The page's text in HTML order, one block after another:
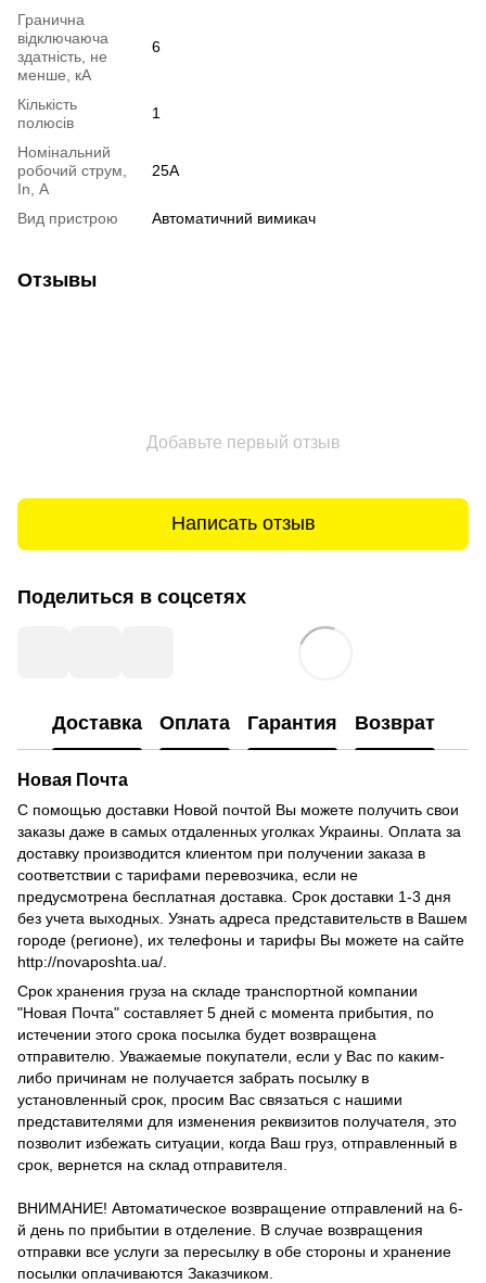
Гранична
відключаюча
здатність, не
менше, кА
6
Кількість
полюсів
1
Номінальний
робочий струм,
In, А
25А
Вид пристрою Автоматичний вимикач
Отзывы
Добавьте первый отзыв
Написать отзыв
Поделиться в соцсетях
Доставка Оплата Гарантия Возврат
Новая Почта
С помощью доставки Новой почтой Вы можете получить свои
заказы даже в самых отдаленных уголках Украины. Оплата за
доставку производится клиентом при получении заказа в
соответствии с тарифами перевозчика, если не
предусмотрена бесплатная доставка. Срок доставки 1-3 дня
без учета выходных. Узнать адреса представительств в Вашем
городе (регионе), их телефоны и тарифы Вы можете на сайте
http://novaposhta.ua/.
Срок хранения груза на складе транспортной компании
"Новая Почта" составляет 5 дней с момента прибытия, по
истечении этого срока посылка будет возвращена
отправителю. Уважаемые покупатели, если у Вас по каким-
либо причинам не получается забрать посылку в
установленный срок, просим Вас связаться с нашими
представителями для изменения реквизитов получателя, это
позволит избежать ситуации, когда Ваш груз, отправленный в
срок, вернется на склад отправителя.
ВНИМАНИЕ! Автоматическое возвращение отправлений на 6-
й день по прибытии в отделение. В случае возвращения
отправки все услуги за пересылку в обе стороны и хранение
посылки оплачиваются Заказчиком.